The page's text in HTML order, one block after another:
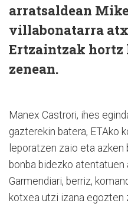
arratsaldean
villabonatarra
Ertzaintzak
zenean.
Manex Castrori, ihes
gazterekin batera, ETAko
leporatzen zaio eta azken
bonba bidezko atentatuen
Garmendiari, berriz,
kotxea utzi izana egozten